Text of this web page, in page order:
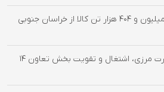
جابه جایی بیش از 2 میلیون و 404 هزار تن کالا از خراسان جنوبی
مرزی، اشتغال و تقویت بخش تعاون 14